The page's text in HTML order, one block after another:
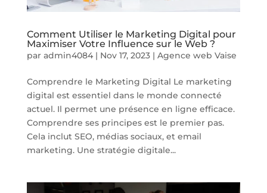
Comment Utiliser le Marketing Digital pour
Maximiser Votre Influence sur le Web ?
par admin4084| Nov 17, 2023| Agence web Vaise
Comprendre le Marketing Digital Le marketing
digital est essentiel dans le monde connecté
actuel. Il permet une présence en ligne efficace.
Comprendre ses principes est le premier pas.
Cela inclut SEO, médias sociaux, et email
marketing. Une stratégie digitale...